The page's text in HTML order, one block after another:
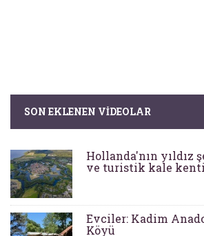
SON EKLENEN VIDEOLAR
Hollanda'nın
ve turistik kale
Evciler: Kadim
Köyü